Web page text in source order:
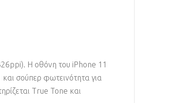
Η οθόνη του iPhone 11
και σούπερ φωτεινότητα για
True Tone και